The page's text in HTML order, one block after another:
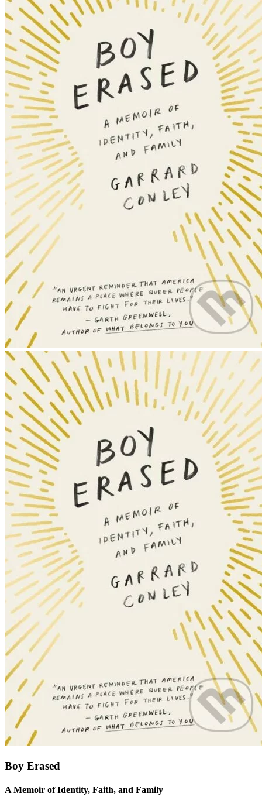
Boy Erased
A Memoir of Identity, Faith, and Family